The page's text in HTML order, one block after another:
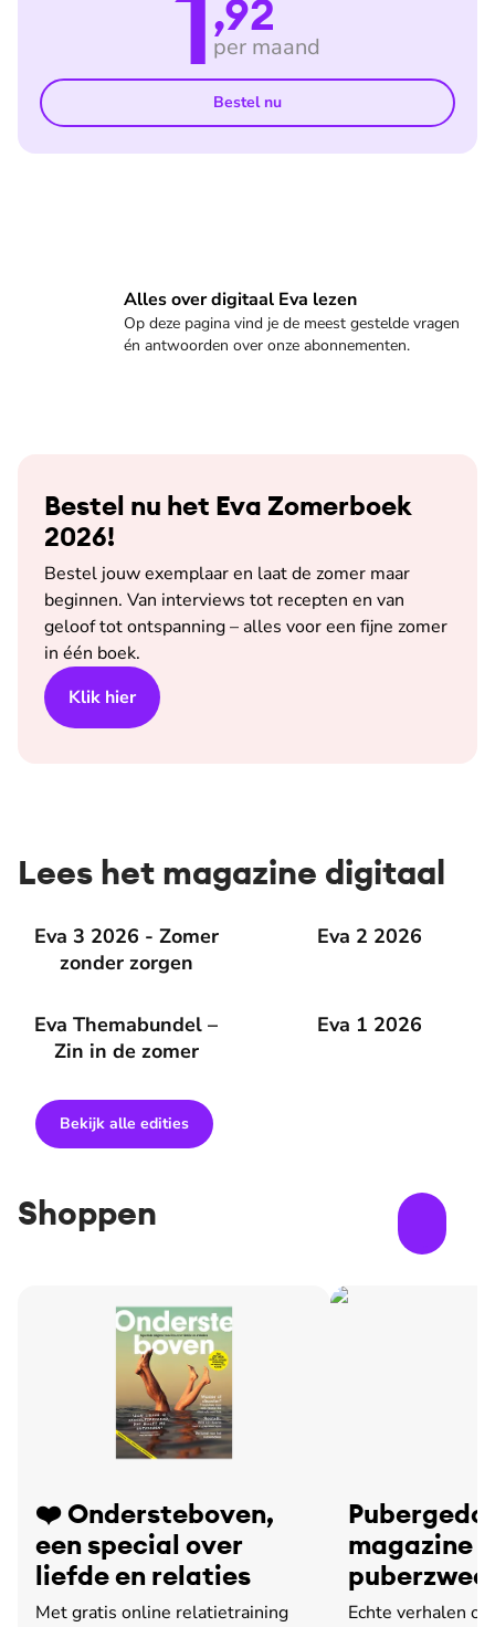
,92
per maand
Bestel nu
Alles over digitaal Eva lezen
Op deze pagina vind je de meest gestelde vragen
én antwoorden over onze abonnementen.
Veelgestelde vragen
Bestel nu het Eva Zomerboek
2026!
Bestel jouw exemplaar en laat de zomer maar
beginnen. Van interviews tot recepten en van
geloof tot ontspanning – alles voor een fijne zomer
in één boek.
Klik hier
Lees het magazine digitaal
Eva 3 2026 - Zomer
zonder zorgen
Eva 3 2026 - Zomer zonder zorgen Eva 2 2026
Eva 2 2026
Eva Themabundel –
Zin in de zomer
Eva Themabundel – Zin in de zomer Eva 1 2026
Eva 1 2026
Bekijk alle edities
Shoppen
❤️ Ondersteboven,
een special over
liefde en relaties
Met gratis online relatietraining
magazine
leed
Echte verhalen